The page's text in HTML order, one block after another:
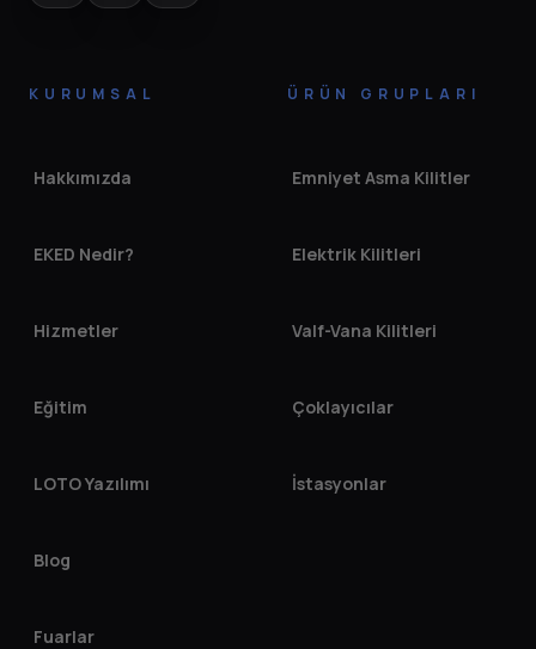
KURUMSAL
Hakkımızda
EKED Nedir?
Hizmetler
Eğitim
LOTO Yazılımı
Blog
Fuarlar
ÜRÜN GRUPLARI
Emniyet Asma Kilitler
Elektrik Kilitleri
Valf-Vana Kilitleri
Çoklayıcılar
İstasyonlar